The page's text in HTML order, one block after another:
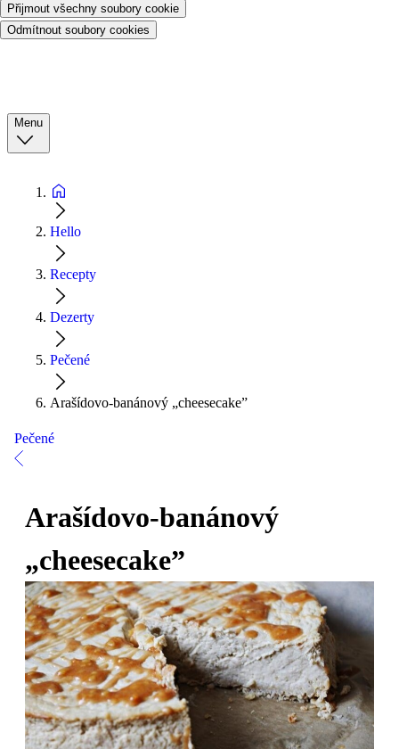
Přijmout všechny soubory cookie
Odmítnout soubory cookies
Menu
Hello
Recepty
Dezerty
Pečené
Arašídovo-banánový „cheesecake”
Pečené
Arašídovo-banánový
„cheesecake”